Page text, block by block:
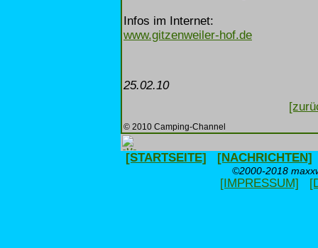
Infos im Internet:
www.gitzenweiler-hof.de
25.02.10
© 2010 Camping-Channel
[STARTSEITE] [NACHRICHTEN]
©2000-2018
[IMPRESSUM]